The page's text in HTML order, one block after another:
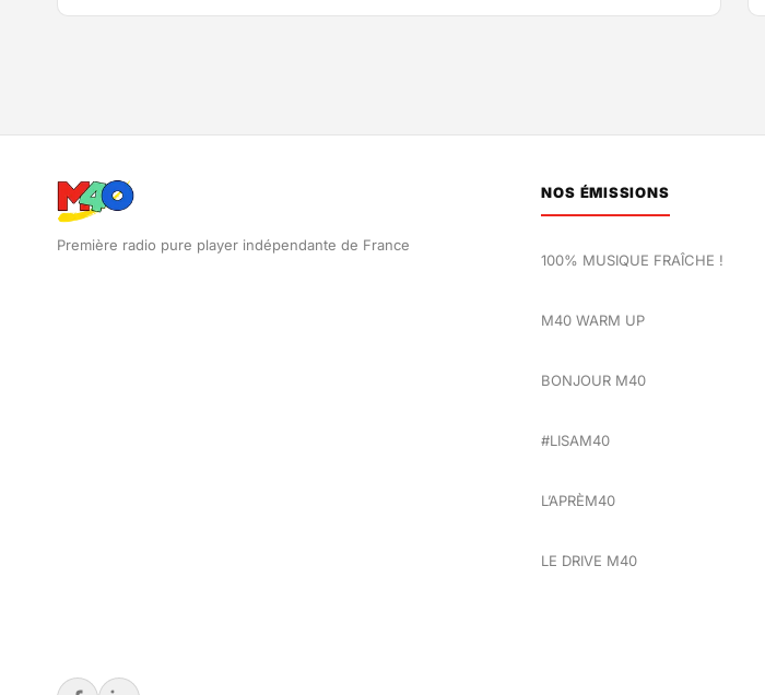
Première radio pure player indépendante de France
NOS ÉMISSIONS
100% MUSIQUE FRAÎCHE !
M40 WARM UP
BONJOUR M40
#LISAM40
L’APRÈM40
LE DRIVE M40